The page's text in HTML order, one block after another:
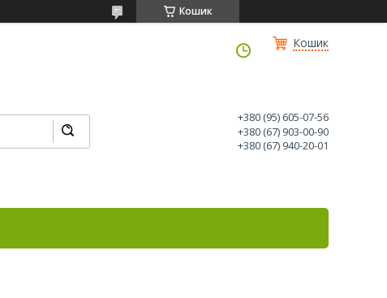
Кошик
Кошик
+380 (95) 605-07-56
+380 (67) 903-00-90
+380 (67) 940-20-01